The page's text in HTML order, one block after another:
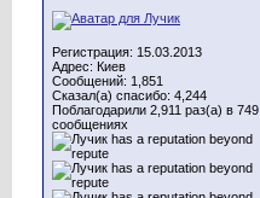
Регистрация: 15.03.2013
Адрес: Киев
Сообщений: 1,851
Сказал(а) спасибо: 4,244
Поблагодарили 2,911 раз(а) в 749
сообщениях